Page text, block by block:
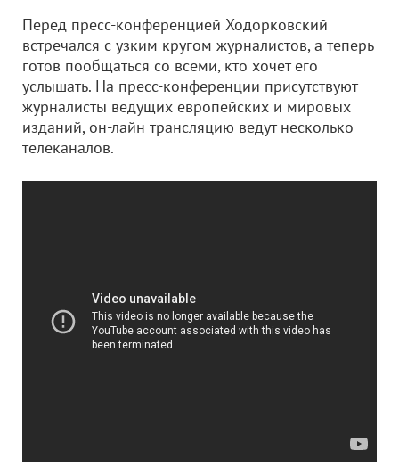
Перед пресс-конференцией Ходорковский
встречался с узким кругом журналистов, а теперь
готов пообщаться со всеми, кто хочет его
услышать. На пресс-конференции присутствуют
журналисты ведущих европейских и мировых
изданий, он-лайн трансляцию ведут несколько
телеканалов.